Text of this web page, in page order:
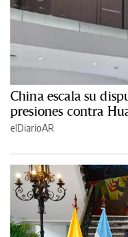
China escala su
presiones contra
elDiarioAR